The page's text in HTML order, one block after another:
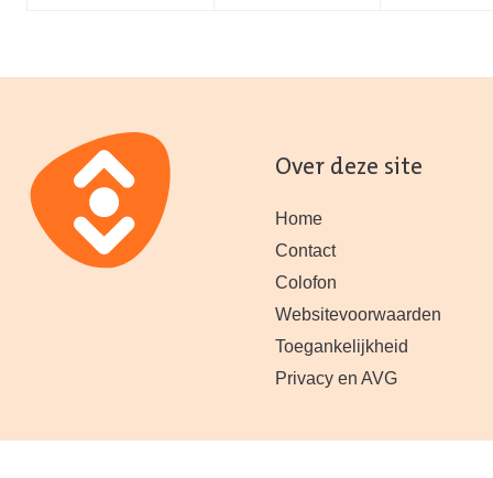
Over deze site
Home
Contact
Colofon
Websitevoorwaarden
Toegankelijkheid
Privacy en AVG